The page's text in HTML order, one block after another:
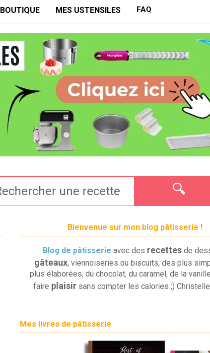
BOUTIQUE MES USTENSILES FAQ
🔍
Bienvenue sur mon blog pâtisserie !
Blog de pâtisserie avec des recettes de
gâteaux, viennoiseries ou biscuits, des plus
plus élaborées, du chocolat, du caramel, de la
faire plaisir sans compter les calories ;)
Mes livres de pâtisserie